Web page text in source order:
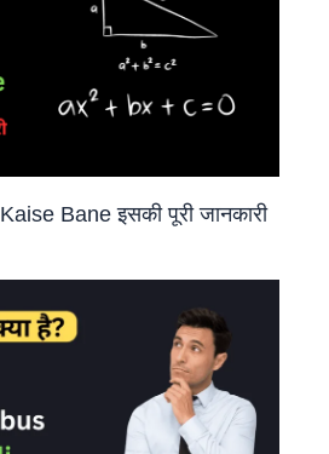
Bane इसकी पूरी जानकारी